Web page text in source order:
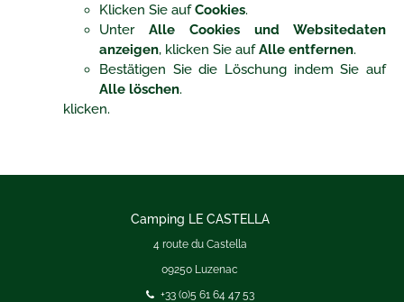
Klicken Sie aufCookies.
Unter Alle Cookies und Websitedaten
anzeigen, klicken Sie aufAlle entfernen.
Bestätigen Sie die Löschung indem Sie auf
Alle löschen.
klicken.
Camping LE CASTELLA
4 route du Castella
09250 Luzenac
+33 (0)5 61 64 47 53